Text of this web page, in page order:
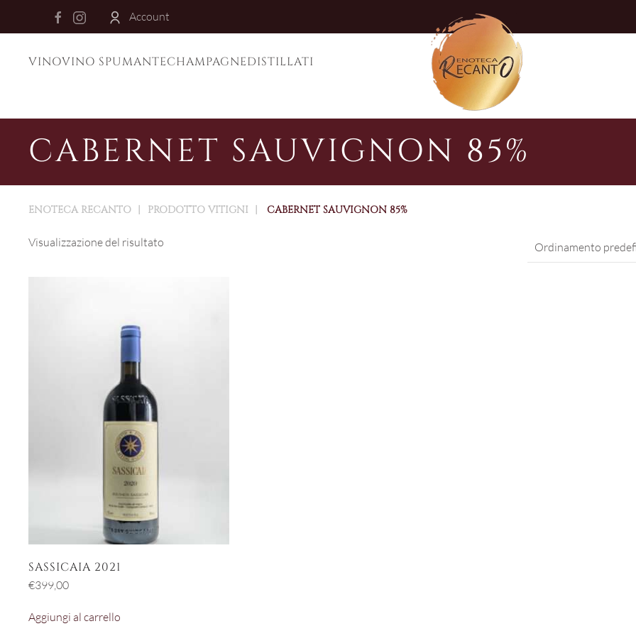
Account
VINOVINO SPUMANTECHAMPAGNEDISTILLATI
CABERNET SAUVIGNON 85%
ENOTECA RECANTO PRODOTTO VITIGNI CABERNET SAUVIGNON 85%
Visualizzazione del risultato
SASSICAIA 2021
€399,00
Aggiungi al carrello